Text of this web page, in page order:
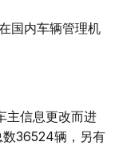
国内车辆管理机
主信息更改而进
数36524辆，另有